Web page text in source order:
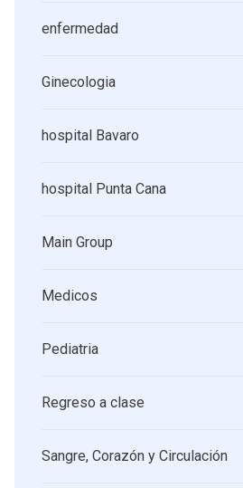
enfermedad
Ginecologia
hospital Bavaro
hospital Punta Cana
Main Group
Medicos
Pediatria
Regreso a clase
Sangre, Corazón y Circulación